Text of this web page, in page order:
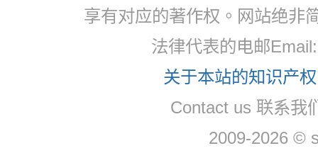
享有对应的著作权。网站绝非
法律代表的电邮
关于本站的知识产
Contact us 联系我
2009-2026 ©